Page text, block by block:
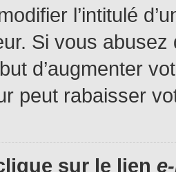
l’intitulé
Si vous
d’augmenter
peut rabaisser
sur le lien